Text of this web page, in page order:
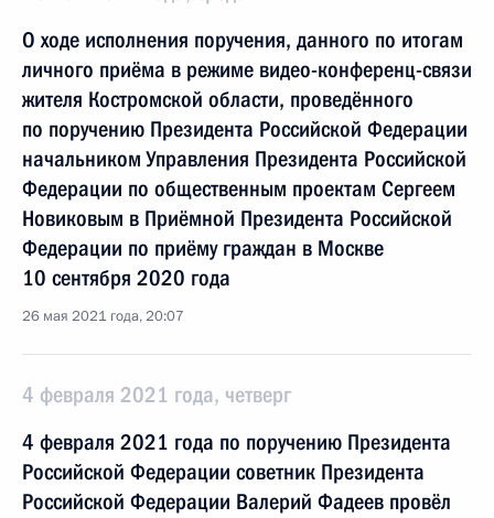
О ходе исполнения поручения, данного по итогам
личного приёма в режиме видео-конференц-связи
жителя Костромской области, проведённого
по поручению Президента Российской Федерации
начальником Управления Президента Российской
Федерации по общественным проектам Сергеем
Новиковым в Приёмной Президента Российской
Федерации по приёму граждан в Москве
10 сентября 2020 года
26 мая 2021 года, 20:07
4 февраля 2021 года, четверг
4 февраля 2021 года по поручению Президента
Российской Федерации советник Президента
Российской Федерации Валерий Фадеев провёл